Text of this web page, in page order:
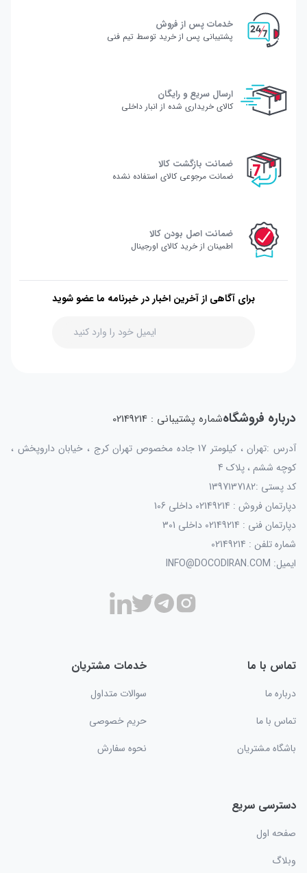
خدمات پس از فروش
پشتیبانی پس از خرید توسط تیم فنی
ارسال سریع و رایگان
کالای خریداری شده از انبار داخلی
ضمانت بازگشت کالا
ضمانت مرجوعی کالای استفاده نشده
ضمانت اصل بودن کالا
اطمینان از خرید کالای اورجینال
برای آگاهی از آخرین اخبار در خبرنامه ما عضو شوید
درباره فروشگاهشماره پشتیبانی : 02149214
آدرس :تهران ، کیلومتر 17 جاده مخصوص تهران کرج ، خیابان داروپخش ،
کوچه ششم ، پلاک 4
کد پستی :1397137182
دپارتمان فروش : 02149214 داخلی 106
دپارتمان فنی : 02149214 داخلی 301
شماره تلفن : 02149214
ایمیل: INFO@DOCODIRAN.COM
تماس با ما
درباره ما
تماس با ما
باشگاه مشتریان
خدمات مشتریان
سوالات متداول
حریم خصوصی
نحوه سفارش
دسترسی سریع
صفحه اول
وبلاگ